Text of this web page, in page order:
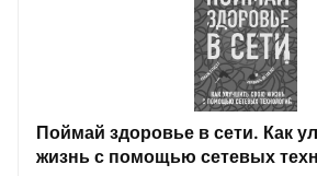
Поймай здоровье в сети. Как
жизнь с помощью сетевых